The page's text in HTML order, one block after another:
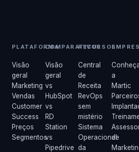
PLATAFORMA
Visão
geral
Marketing
Vendas
Customer
Success
Preços
Segmentos
COMPARATIVOS
Visão
geral
vs
HubSpot
vs
RD
Station
vs
Pipedrive
RECURSOS
Central
de
Receita
RevOps
sem
mistério
Sistema
Operacional
da
a
Martic
de